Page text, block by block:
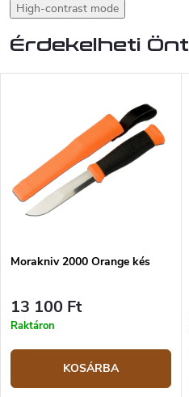
High-contrast mode
Érdekelheti Önt
Morakniv 2000 Orange kés
13 100 Ft
Raktáron
KOSÁRBA